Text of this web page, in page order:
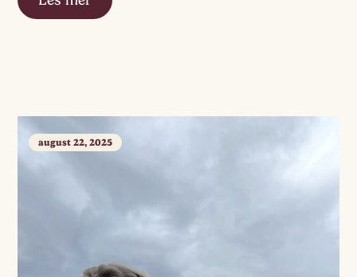
august 22, 2025